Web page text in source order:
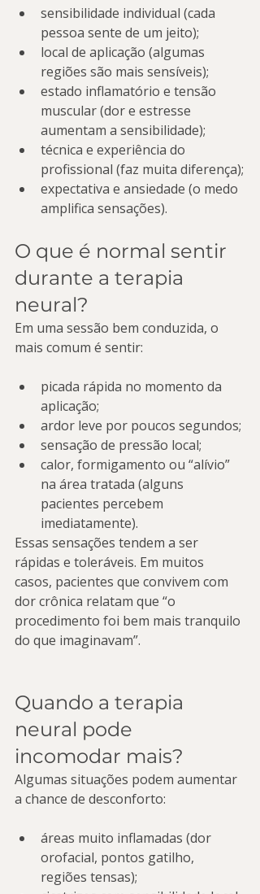
sensibilidade individual (cada
pessoa sente de um jeito);
local de aplicação (algumas
regiões são mais sensíveis);
estado inflamatório e tensão
muscular (dor e estresse
aumentam a sensibilidade);
técnica e experiência do
profissional (faz muita diferença);
expectativa e ansiedade (o medo
amplifica sensações).
O que é normal sentir
durante a terapia
neural?
Em uma sessão bem conduzida, o
mais comum é sentir:
picada rápida no momento da
aplicação;
ardor leve por poucos segundos;
sensação de pressão local;
calor, formigamento ou “alívio”
na área tratada (alguns
pacientes percebem
imediatamente).
Essas sensações tendem a ser
rápidas e toleráveis. Em muitos
casos, pacientes que convivem com
dor crônica relatam que “o
procedimento foi bem mais tranquilo
do que imaginavam”.
Quando a terapia
neural pode
incomodar mais?
Algumas situações podem aumentar
a chance de desconforto:
áreas muito inflamadas (dor
orofacial, pontos gatilho,
regiões tensas);